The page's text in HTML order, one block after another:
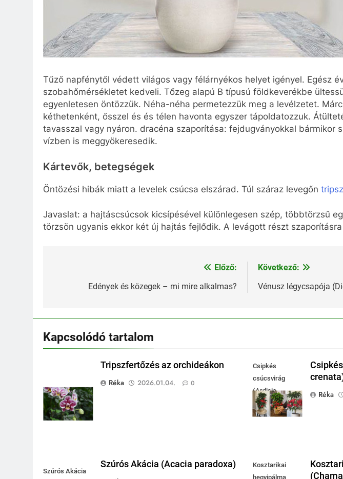
Tűző napfénytől védett világos vagy félárnyékos helyet igényel. Egész
szobahőmérsékletet kedveli. Tőzeg alapú B típusú földkeverékbe
egyenletesen öntözzük. Néha-néha permetezzük meg a levélzetet.
kéthetenként, ősszel és és télen havonta egyszer tápoldatozzuk.
tavasszal vagy nyáron. dracéna szaporítása: fejdugványokkal bármikor
vízben is meggyökeresedik.
Kártevők, betegségek
Öntözési hibák miatt a levelek csúcsa elszárad. Túl száraz levegőn
Javaslat: a hajtáscsúcsok kicsípésével különlegesen szép, többtörzsű
törzsön ugyanis ekkor két új hajtás fejlődik. A levágott részt
navigáció
Előző:
Edények és közegek – mi mire alkalmas?
Következő:
Vénusz légycsapója
Kapcsolódó tartalom
Tripszfertőzés az orchideákon
Réka
2026.01.04. 0
Csipkés
csúcsvirág
(Ardisia
crenata)
Réka
Szúrós Akácia
Szúrós Akácia (Acacia paradoxa)
Kosztarikai
hegyipálma